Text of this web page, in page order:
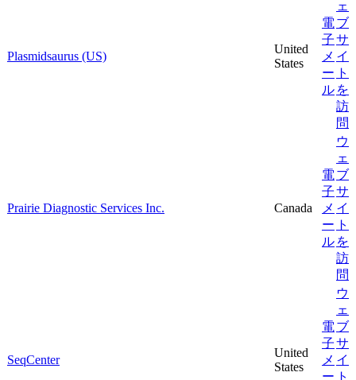
Plasmidsaurus (US)
United
States
電
子
メ
ー
ル
ェ
ブ
サ
イ
ト
を
訪
問
Prairie Diagnostic Services Inc. Canada
電
子
メ
ー
ル
ウ
ェ
ブ
サ
イ
ト
を
訪
問
SeqCenter
United
States
電
子
メ
ー
ウ
ェ
ブ
サ
イ
ト